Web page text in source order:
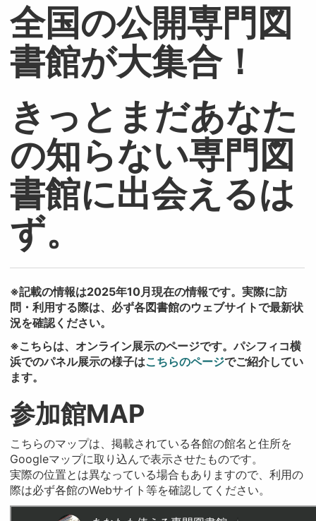
全国の公開専門図
書館が大集合！
きっとまだあなた
の知らない専門図
書館に出会えるは
ず。
※記載の情報は2025年10月現在の情報です。実際に訪
問・利用する際は、必ず各図書館のウェブサイトで最新状
況を確認ください。
※こちらは、オンライン展示のページです。パシフィコ横
浜でのパネル展示の様子はこちらのページでご紹介してい
ます。
参加館MAP
こちらのマップは、掲載されている各館の館名と住所を
Googleマップに取り込んで表示させたものです。
実際の位置とは異なっている場合もありますので、利用の
際は必ず各館のWebサイト等を確認してください。